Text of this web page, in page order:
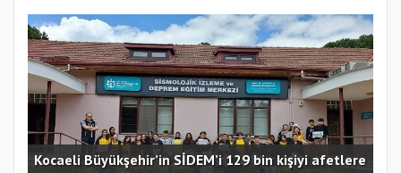
Kocaeli Büyükşehir’in SİDEM’i 129 bin kişiyi afetlere